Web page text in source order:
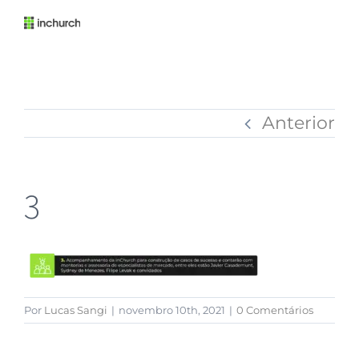
Anterior
3
Por Lucas Sangi | novembro 10th, 2021 | 0 Comentários